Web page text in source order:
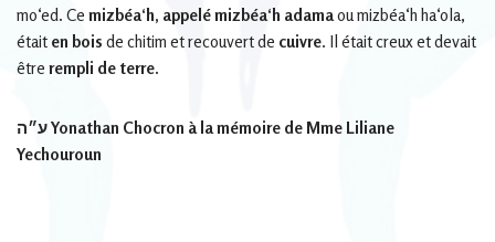
mo‘ed. Ce mizbéa‘h, appelé mizbéa‘h adamaou mizbéa‘h ha‘ola,
était en bois de chitim et recouvert de cuivre. Il était creux et devait
être rempli de terre.
Yonathan Chocron à la mémoire de Mme Liliane
Yechouroun